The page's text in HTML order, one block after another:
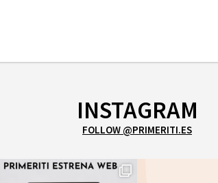
INSTAGRAM
FOLLOW @PRIMERITI.ES